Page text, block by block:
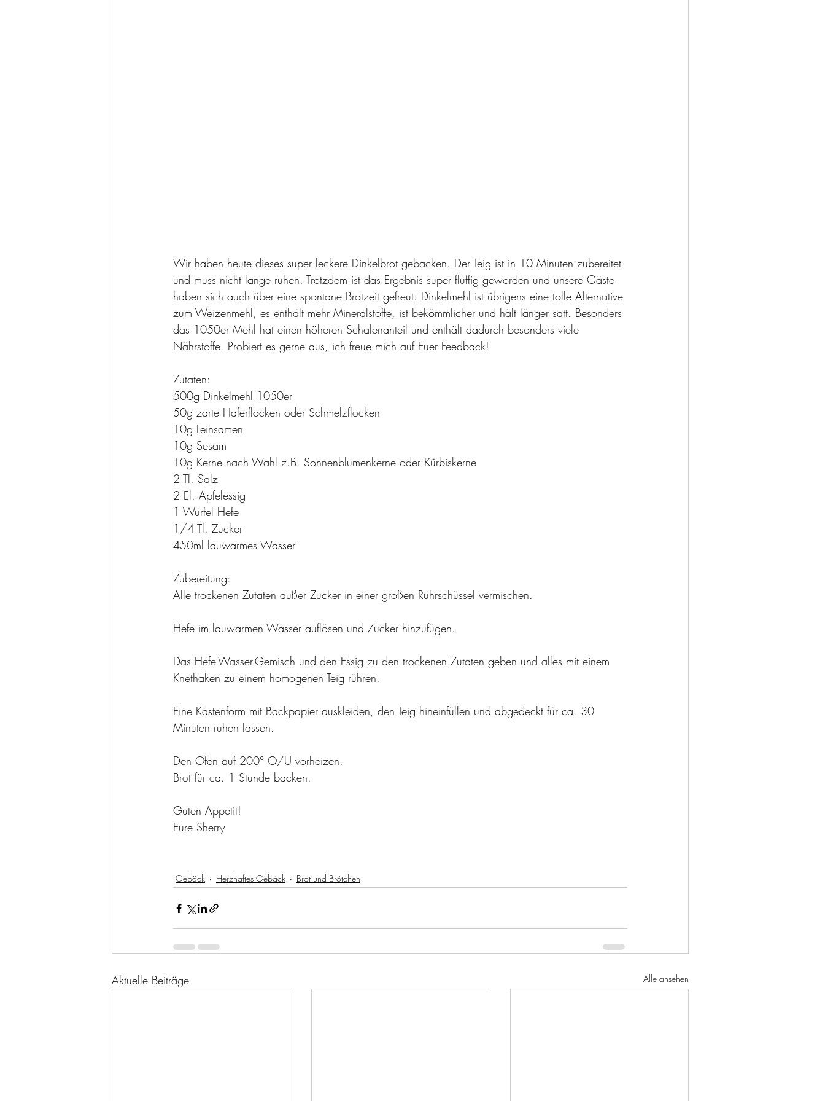
Wir haben heute dieses super leckere Dinkelbrot gebacken. Der Teig ist in 10 Minuten zubereitet
und muss nicht lange ruhen. Trotzdem ist das Ergebnis super fluffig geworden und unsere Gäste
haben sich auch über eine spontane Brotzeit gefreut. Dinkelmehl ist übrigens eine tolle Alternative
zum Weizenmehl, es enthält mehr Mineralstoffe, ist bekömmlicher und hält länger satt. Besonders
das 1050er Mehl hat einen höheren Schalenanteil und enthält dadurch besonders viele
Nährstoffe. Probiert es gerne aus, ich freue mich auf Euer Feedback!
Zutaten:
500g Dinkelmehl 1050er
50g zarte Haferflocken oder Schmelzflocken
10g Leinsamen
10g Sesam
10g Kerne nach Wahl z.B. Sonnenblumenkerne oder Kürbiskerne
2 Tl. Salz
2 El. Apfelessig
1 Würfel Hefe
1/4 Tl. Zucker
450ml lauwarmes Wasser
Zubereitung:
Alle trockenen Zutaten außer Zucker in einer großen Rührschüssel vermischen.
Hefe im lauwarmen Wasser auflösen und Zucker hinzufügen.
Das Hefe-Wasser-Gemisch und den Essig zu den trockenen Zutaten geben und alles mit einem
Knethaken zu einem homogenen Teig rühren.
Eine Kastenform mit Backpapier auskleiden, den Teig hineinfüllen und abgedeckt für ca. 30
Minuten ruhen lassen.
Den Ofen auf 200° O/U vorheizen.
Brot für ca. 1 Stunde backen.
Guten Appetit!
Eure Sherry
Gebäck Herzhaftes Gebäck Brot und Brötchen
Aktuelle Beiträge Alle ansehen